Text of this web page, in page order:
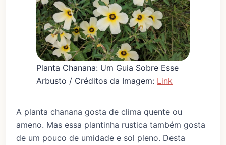
Planta Chanana: Um Guia Sobre Esse
Arbusto / Créditos da Imagem: Link
A planta chanana gosta de clima quente ou
ameno. Mas essa plantinha rustica também gosta
de um pouco de umidade e sol pleno. Desta